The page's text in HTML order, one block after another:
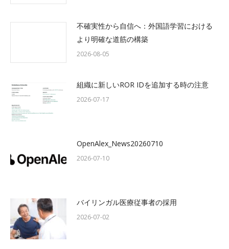
不確実性から自信へ：外国語学習における
より明確な道筋の構築
2026-08-05
組織に新しいROR IDを追加する時の注意
2026-07-17
OpenAlex_News20260710
2026-07-10
バイリンガル医療従事者の採用
2026-07-02